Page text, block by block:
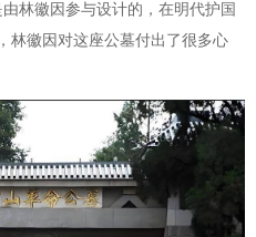
林徽因参与设计的，在明代护国
林徽因对这座公墓付出了很多心